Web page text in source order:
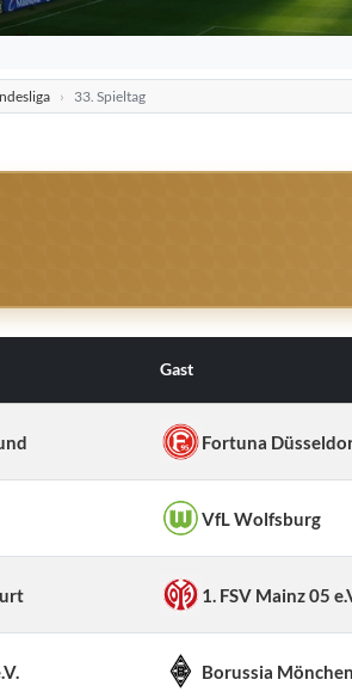
33. Spieltag
Gast
Fortuna
VfL Wolfsburg
1. FSV Mainz 05
Borussia